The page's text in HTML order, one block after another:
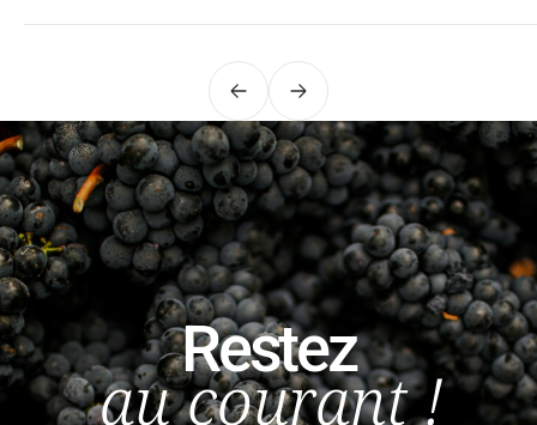
PrécédentSuivant
Restez
au courant !